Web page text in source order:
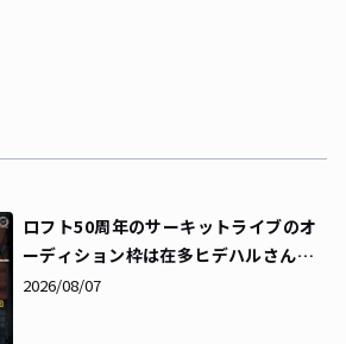
ロフト50周年のサーキットライブのオ
ーディション枠は在多ヒデハルさんに
決定！同時にタイムテーブルも解禁に
2026/08/07